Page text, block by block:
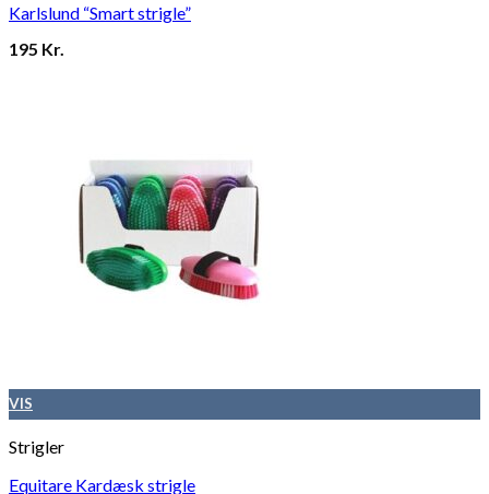
Karlslund “Smart strigle”
195 Kr.
VIS
Strigler
Equitare Kardæsk strigle